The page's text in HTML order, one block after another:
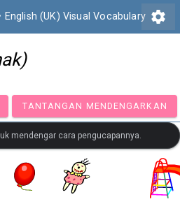
English (UK) Visual Vocabulary settings
TANTANGAN
mendengar cara pengucapannya.